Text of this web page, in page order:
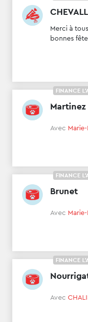
Merci à
bonnes
Martinez
Avec
FINANCE
Brunet
Avec
FINANCE
Avec
FINANCE